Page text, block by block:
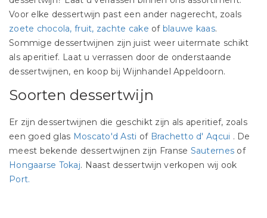
Voor elke dessertwijn past een ander nagerecht, zoals
zoete chocola, fruit, zachte cake of blauwe kaas.
Sommige dessertwijnen zijn juist weer uitermate schikt
als aperitief. Laat u verrassen door de onderstaande
dessertwijnen, en koop bij Wijnhandel Appeldoorn.
Soorten dessertwijn
Er zijn dessertwijnen die geschikt zijn als aperitief, zoals
een goed glas Moscato'd Asti of Brachetto d' Aqcui . De
meest bekende dessertwijnen zijn Franse Sauternes of
Hongaarse Tokaj. Naast dessertwijn verkopen wij ook
Port.